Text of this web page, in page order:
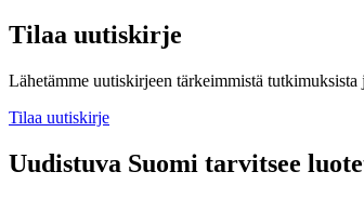
Tilaa uutiskirje
Lähetämme uutiskirjeen tärkeimmistä tutkimuksista
Tilaa uutiskirje
Uudistuva Suomi tarvitsee